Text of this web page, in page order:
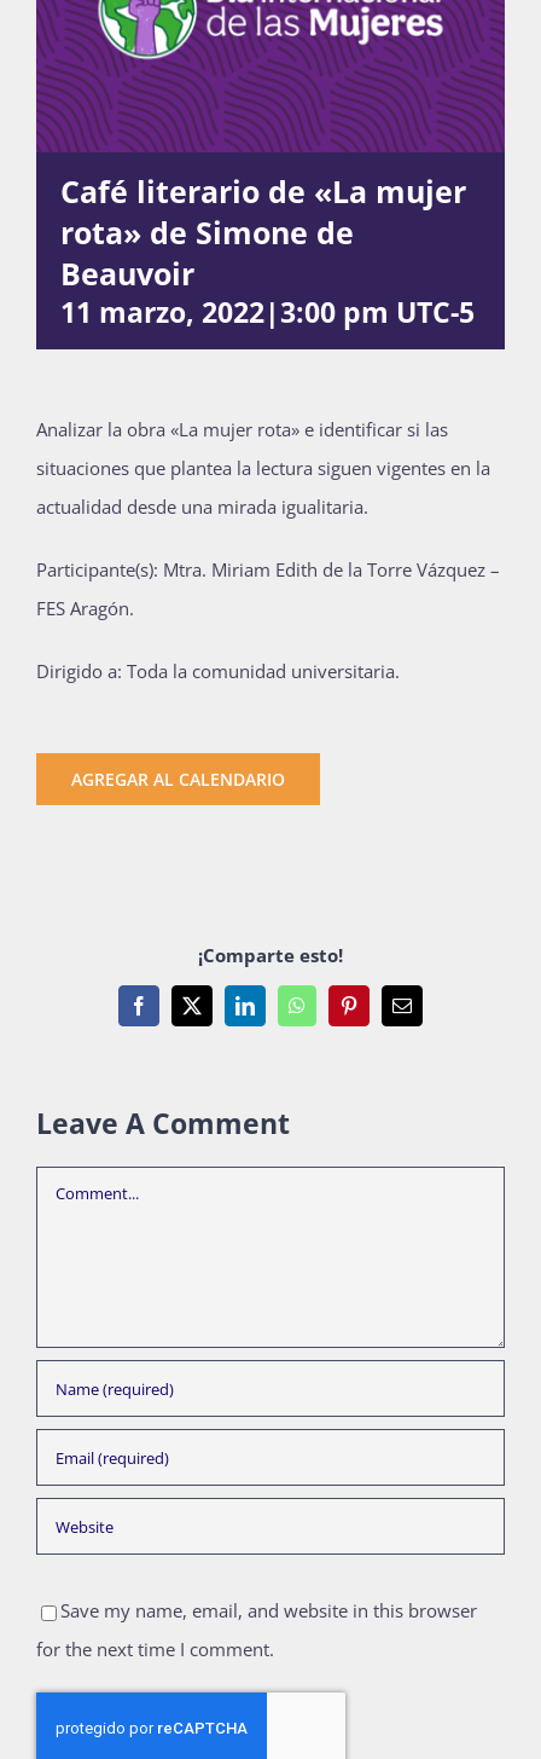
Blog
Recursos
Súmate
Publicaciones
Bienvenida generación 2027-1
Café literario de «La mujer
rota» de Simone de
Beauvoir
11 marzo, 2022|3:00 pm UTC-5
Analizar la obra «La mujer rota» e identificar si las
situaciones que plantea la lectura siguen vigentes en la
actualidad desde una mirada igualitaria.
Participante(s): Mtra. Miriam Edith de la Torre Vázquez –
FES Aragón.
Dirigido a: Toda la comunidad universitaria.
AGREGAR AL CALENDARIO
¡Comparte esto!
Facebook
X LinkedInWhatsAppPinterestEmail
Leave A Comment
Comment
Save my name, email, and website in this browser
for the next time I comment.